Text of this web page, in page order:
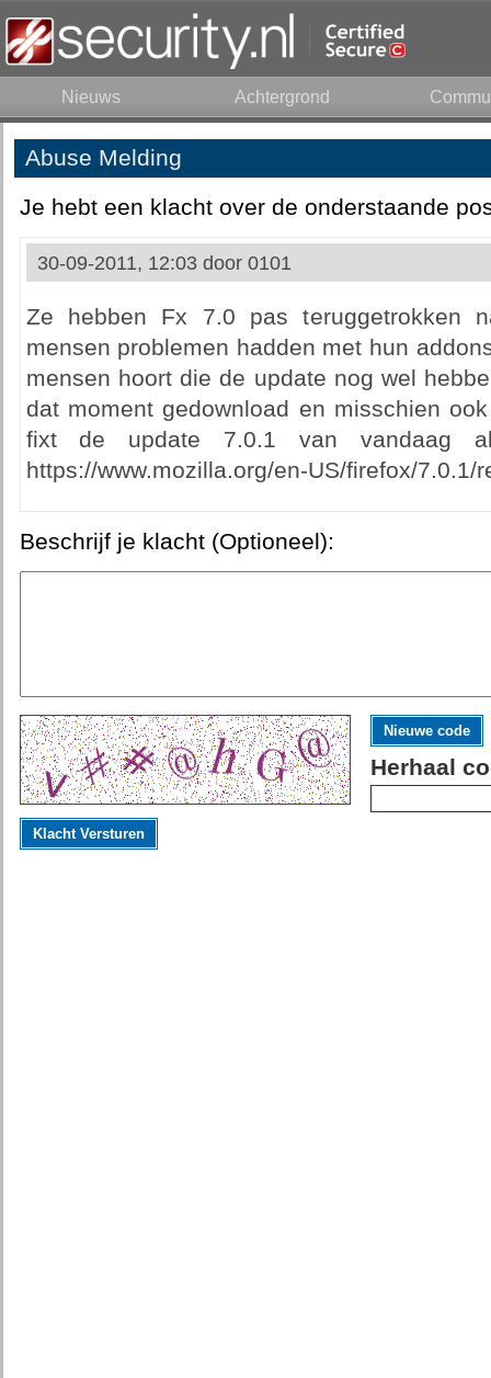
Nieuws Achtergrond
Abuse Melding
Je hebt een klacht over de onderstaande
30-09-2011, 12:03 door 0101
Ze hebben Fx 7.0 pas teruggetrokken
mensen problemen hadden met hun
mensen hoort die de update nog wel
dat moment gedownload en misschien
fixt de update 7.0.1 van vandaag
https://www.mozilla.org/en-US/firefox/7.0.1/
Beschrijf je klacht (Optioneel):
Nieuwe code
Herhaal
Klacht Versturen